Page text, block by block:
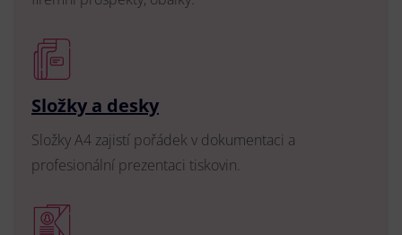
Složky a desky
Složky A4 zajistí pořádek v dokumentaci a
profesionální prezentaci tiskovin.